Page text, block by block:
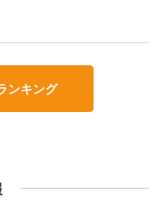
ンキング